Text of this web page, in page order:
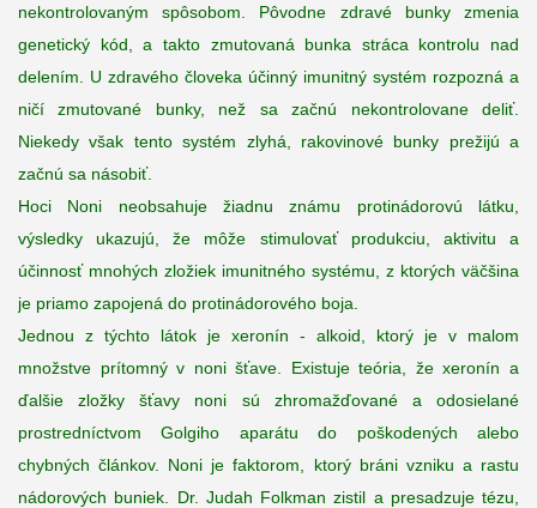
nekontrolovaným
spôsobom Pôvodne zdravé bunky
zmenia
genetický
kód ,a takto zmutovaná bunka stráca kontrolu nad
delením. U zdravého človeka účinný imunitný systém rozpozná a
ničí
zmutované bunky, než sa začnú nekontrolovane deliť.
Niekedy však tento systém zlyhá rakovinové bunky prežijú a
začnú sa násobiť.
Hoci
Noni neobsahuje žiadnu známu protinádorovú látku
výsledky ukazujú ,že môže stimulovať produkciu aktivitu
a
účinnosť mnohých zložiek imunitného systému ,z ktorých väčšina
je priamo zapojená do protinádorového boja
Jednou z týchto
látok je xeronín - alkoid ktorý je v
malom
množstve prítomný v noni šťave Existuje teória žexeronín a
ďalšie zložky
šťavy noni sú zhromažďované a
odosielané
prostredníctvom
Golgiho aparátu do poškodených
alebo
chybných článkov. Noni je faktorom ktorý bráni vzniku a rastu
nádorových buniek Dr. Judah Folkman zistil a presadzuje tézu